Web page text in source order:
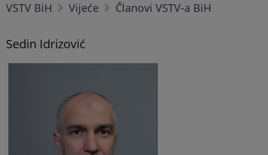
VSTV BiH Vijeće Članovi VSTV-a BiH
Sedin Idrizović